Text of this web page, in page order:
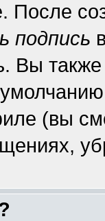
После
подпись
Вы
(вы